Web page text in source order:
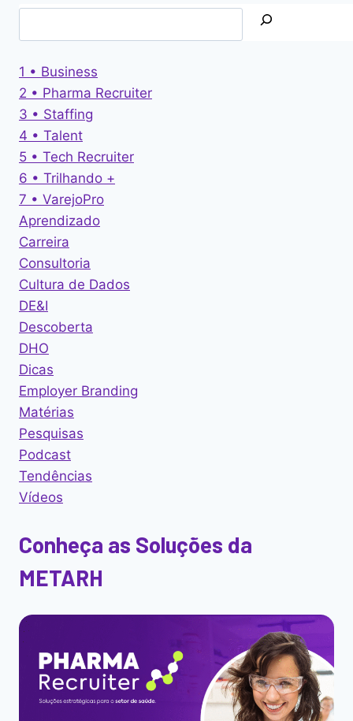
1 • Business
2 • Pharma Recruiter
3 • Staffing
4 • Talent
5 • Tech Recruiter
6 • Trilhando +
7 • VarejoPro
Aprendizado
Carreira
Consultoria
Cultura de Dados
DE&I
Descoberta
DHO
Dicas
Employer Branding
Matérias
Pesquisas
Podcast
Tendências
Vídeos
Conheça as Soluções da
METARH